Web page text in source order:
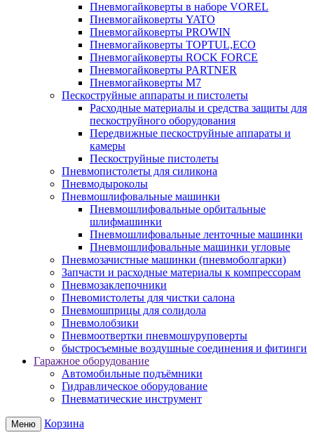
Пневмогайковерты в наборе VOREL
Пневмогайковерты YATO
Пневмогайковерты PROWIN
Пневмогайковерты TOPTUL,ECO
Пневмогайковерты ROCK FORCE
Пневмогайковерты PARTNER
Пневмогайковерты M7
Пескоструйные аппараты и пистолеты
Расходные материалы и средства защиты для
пескоструйного оборудования
Передвижные пескоструйные аппараты и
камеры
Пескоструйные пистолеты
Пневмопистолеты для силикона
Пневмодыроколы
Пневмошлифовальные машинки
Пневмошлифовальные орбитальные
шлифмашинки
Пневмошлифовальные ленточные машинки
Пневмошлифовальные машинки угловые
Пневмозачистные машинки (пневмоболгарки)
Запчасти и расходные материалы к компрессорам
Пневмозаклепочники
Пневомистолеты для чистки салона
Пневмошприцы для солидола
Пневмолобзики
Пневмоотвертки пневмошуруповерты
быстросъемные воздушные соединения и фитинги
Гаражное оборудование
Автомобильные подъёмники
Гидравлическое оборудование
Пневматические инструмент
Меню Корзина